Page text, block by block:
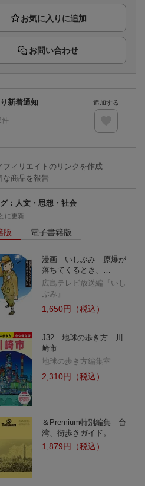
お問い合わせ
新着通知
件
追加する
フィリエイトのリンクを作成
な商品を報告
：人文・思想・社会
に更新
版 電子書籍版
漫画 いしぶみ 原爆が
落ちてくるとき、…
広島テレビ放送編『いし
ぶみ』
1,650円（税込）
J32 地球の歩き方 川
崎市
地球の歩き方編集室
2,310円（税込）
＆Premium特別編集 台
湾、街歩きガイド。
1,879円（税込）